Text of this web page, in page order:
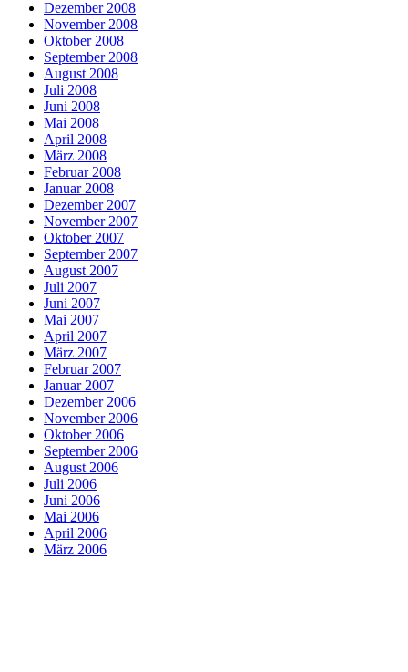
Dezember 2008
November 2008
Oktober 2008
September 2008
August 2008
Juli 2008
Juni 2008
Mai 2008
April 2008
März 2008
Februar 2008
Januar 2008
Dezember 2007
November 2007
Oktober 2007
September 2007
August 2007
Juli 2007
Juni 2007
Mai 2007
April 2007
März 2007
Februar 2007
Januar 2007
Dezember 2006
November 2006
Oktober 2006
September 2006
August 2006
Juli 2006
Juni 2006
Mai 2006
April 2006
März 2006